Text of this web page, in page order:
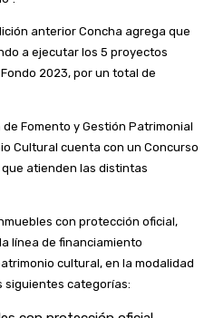
anterior Concha agrega que
a ejecutar los 5 proyectos
2023, por un total de
Fomento y Gestión Patrimonial
Cultural cuenta con un Concurso
atienden las distintas
con protección oficial,
línea de financiamiento
cultural, en la modalidad
siguientes categorías: